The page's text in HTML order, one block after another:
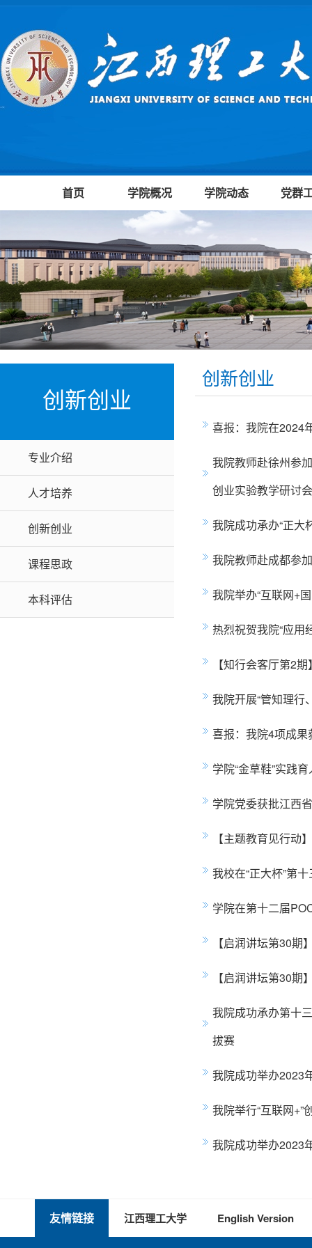
首页 学院概况 学院动态 党群
创新创业
专业介绍
人才培养
创新创业
课程思政
本科评估
创新创业
喜报：我院在2024
我院教师赴徐州参
创业实验教学研讨会
我院成功承办“正大
我院教师赴成都参
我院举办“互联网+
热烈祝贺我院“应用
【知行会客厅第2
我院开展“管知理行
喜报：我院4项成
学院“金草鞋”实践
学院党委获批江西
【主题教育见行动
我校在“正大杯”第
学院在第十二届
【启润讲坛第30期
【启润讲坛第30
我院成功承办第十
拔赛
我院成功举办2023
我院举行“互联网+”
我院成功举办2023
友情链接 江西理工大学 English Version